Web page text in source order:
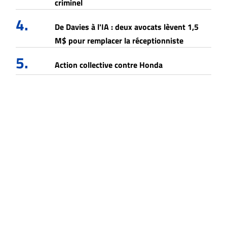
criminel
4.
De Davies à l'IA : deux avocats lèvent 1,5
M$ pour remplacer la réceptionniste
5. Action collective contre Honda